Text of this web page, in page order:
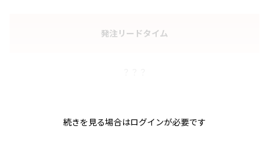
発注リードタイム
続きを見る場合はログインが必要です